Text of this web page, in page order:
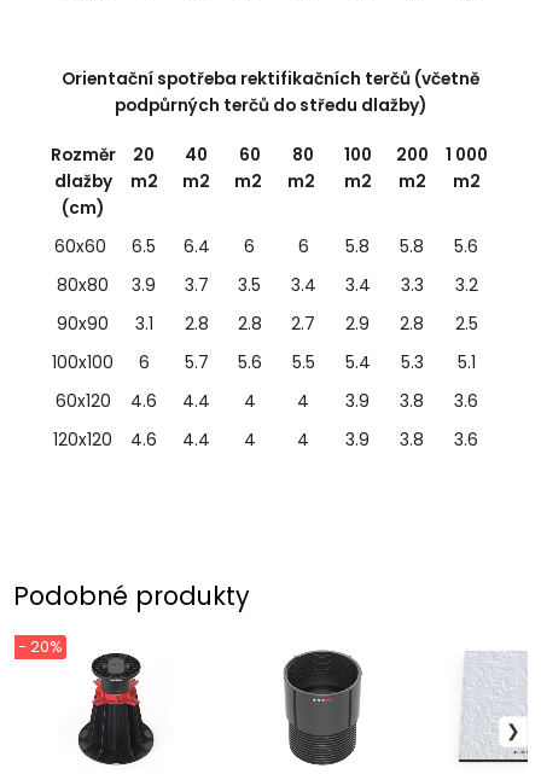
Orientační spotřeba rektifikačních terčů (včetně
podpůrných terčů do středu dlažby)
Rozměr
dlažby
(cm)
20
m2
40
m2
60
m2
80
m2
100
m2
200
m2
1 000
m2
60x60 6.5 6.4 6 6 5.8 5.8
5.6
80x80
3.9 3.7 3.5 3.4 3.4 3.3
3.2
90x90
3.1 2.8 2.8 2.7 2.9 2.8
2.5
100x100
6 5.7 5.6 5.5 5.4 5.3
5.1
60x120
4.6 4.4 4 4 3.9 3.8
3.6
120x120
4.6 4.4 4 4 3.9 3.8 3.6
Podobné produkty
- 20%